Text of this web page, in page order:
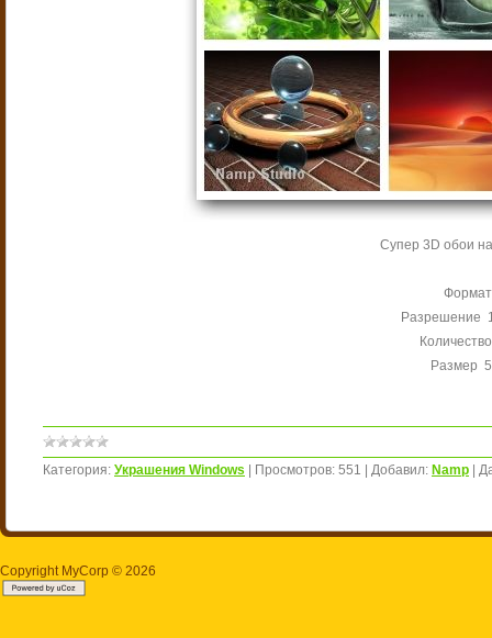
Супер 3D обои
Разрешение
Размер
Категория: Украшения Windows Просмотров: 551 Добавил: Namp
Copyright MyCorp © 2026